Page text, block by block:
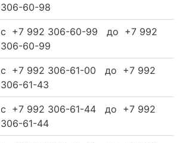
306-60-98
c +7 992 306-60-99 до +7 992
306-60-99
c +7 992 306-61-00 до +7 992
306-61-43
c +7 992 306-61-44 до +7 992
306-61-44